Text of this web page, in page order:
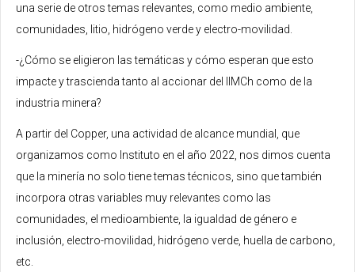
una serie de otros temas relevantes, como medio ambiente,
comunidades, litio, hidrógeno verde y electro-movilidad.
-¿Cómo se eligieron las temáticas y cómo esperan que esto
impacte y trascienda tanto al accionar del IIMCh como de la
industria minera?
A partir del Copper, una actividad de alcance mundial, que
organizamos como Instituto en el año 2022, nos dimos cuenta
que la minería no solo tiene temas técnicos, sino que también
incorpora otras variables muy relevantes como las
comunidades, el medioambiente, la igualdad de género e
inclusión, electro-movilidad, hidrógeno verde, huella de carbono,
etc.